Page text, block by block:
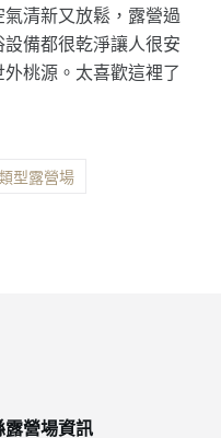
清新又放鬆，露營過
備都很乾淨讓人很安
桃源。太喜歡這裡了
型露營場
露營場資訊